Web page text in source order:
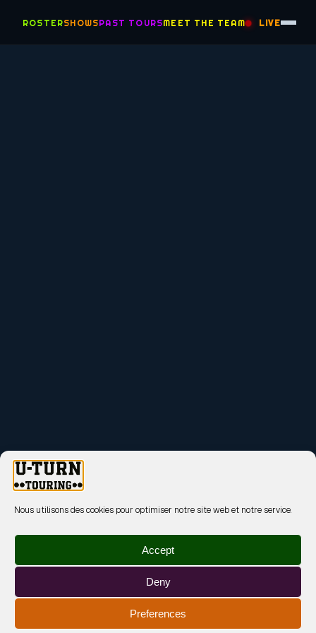
Nous utilisons des cookies pour optimiser notre site web et notre service.
Accept
Deny
Preferences
ROSTERSHOWSPAST TOURSMEET THE TEAM LIVE